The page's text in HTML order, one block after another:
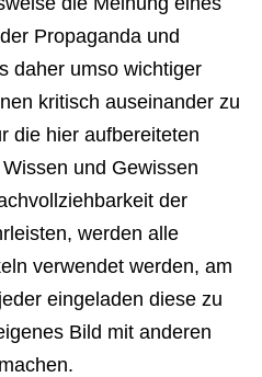
Propaganda und
daher umso wichtiger
kritisch auseinander zu
die hier aufbereiteten
und Gewissen
der
werden alle
verwendet werden, am
eingeladen diese zu
Bild mit anderen